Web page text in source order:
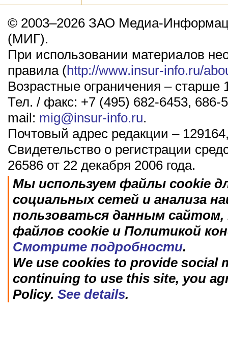
© 2003–2026 ЗАО Медиа-
(МИГ).
При использовании материалов
правила (http://www.insur-info.ru/
Возрастные ограничения – старше
Тел. / факс: +7 (495) 682-6453, 686-
mail: mig@insur-info.ru.
Почтовый адрес редакции –
Свидетельство о регистрации
26586 от 22 декабря 2006 года.
Мы используем файлы cookie
социальных сетей и анализа
пользоваться данным
файлов cookie и Политикой
Смотрите подробности.
We use cookies to provide social
continuing to use this site, you
Policy. See details.